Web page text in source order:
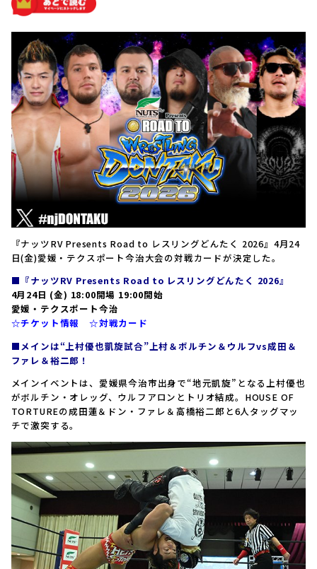
『ナッツRV Presents Road to レスリングどんたく 2026』4月24
日(金)愛媛・テクスポート今治大会の対戦カードが決定した。
■『ナッツRV Presents Road to レスリングどんたく 2026』
4月24日 (金) 18:00開場 19:00開始
愛媛・テクスポート今治
☆チケット情報
☆対戦カード
■メインは“上村優也凱旋試合”上村＆ボルチン＆ウルフvs成田＆
ファレ＆裕二郎！
メインイベントは、愛媛県今治市出身で“地元凱旋”となる上村優也
がボルチン・オレッグ、ウルフアロンとトリオ結成。HOUSE OF
TORTUREの成田蓮＆ドン・ファレ＆高橋裕二郎と6人タッグマッ
チで激突する。